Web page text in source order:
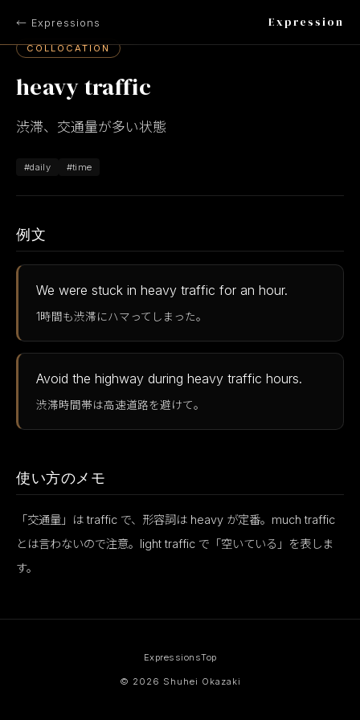
← Expressions Expression
COLLOCATION
heavy traffic
渋滞、交通量が多い状態
#daily #time
例文
We were stuck in heavy traffic for an hour.
1時間も渋滞にハマってしまった。
Avoid the highway during heavy traffic hours.
渋滞時間帯は高速道路を避けて。
使い方のメモ
「交通量」は traffic で、形容詞は heavy が定番。much traffic
とは言わないので注意。light traffic で「空いている」を表しま
す。
ExpressionsTop
© 2026 Shuhei Okazaki